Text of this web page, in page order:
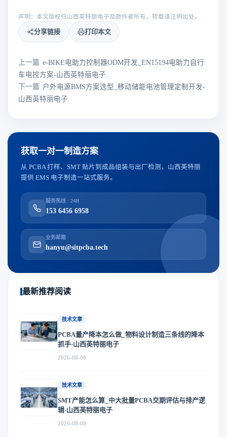
声明：本文版权归山西英特丽电子及原作者所有，转载请注明出处。
分享链接 打印本文
上一篇 e-BIKE电助力控制器ODM开发_EN15194电助力自行
车电控方案-山西英特丽电子
下一篇 户外电源BMS方案选型_移动储能电池管理定制开发-
山西英特丽电子
获取一对一制造方案
从 PCBA 打样、SMT 贴片到成品组装与出厂检测，山西英特丽
提供 EMS 电子制造一站式服务。
服务热线 · 24H
153 6456 6958
业务邮箱
hanyu@sitpcba.tech
最新推荐阅读
技术文章
PCBA量产降本怎么做_物料设计制造三条线的降本
抓手-山西英特丽电子
2026-08-08
技术文章
SMT产能怎么算_中大批量PCBA交期评估与排产逻
辑-山西英特丽电子
2026-08-08